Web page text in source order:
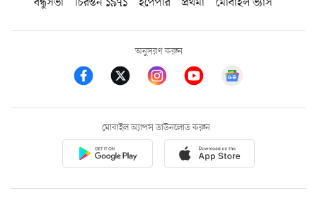
অনুসরণ করুন
মোবাইল অ্যাপস ডাউনলোড করুন